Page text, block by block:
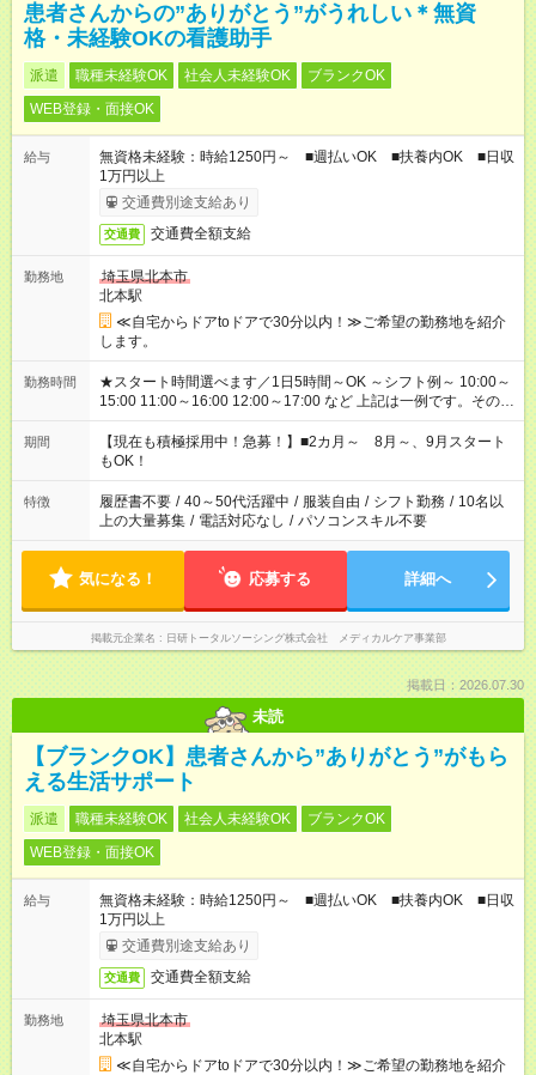
患者さんからの”ありがとう”がうれしい＊無資
格・未経験OKの看護助手
派遣 職種未経験OK 社会人未経験OK
ブランクOK
WEB登録・面接OK
給与
無資格未経験：時給1250円～ ■週払いOK ■扶養内OK ■日収
1万円以上
交通費別途支給あり
交通費 交通費全額支給
勤務地
埼玉県北本市
北本駅
≪自宅からドアtoドアで30分以内！≫ご希望の勤務地を紹介
します。
勤務時間
★スタート時間選べます／1日5時間～OK ～シフト例～ 10:00～
15:00 11:00～16:00 12:00～17:00 など 上記は一例です。その他
シフトもご相談ください。 ※Wワークの場合当社と合わせて法
定労働時間が週40時間を超えなければOKです。
期間
【現在も積極採用中！急募！】■2カ月～ 8月～、9月スタート
もOK！
特徴 履歴書不要 / 40～50代活躍中 / 服装自由 / シフト勤務 / 10名以
上の大量募集 / 電話対応なし / パソコンスキル不要
気になる！ 応募する 詳細へ
掲載元企業名 日研トータルソーシング株式会社 メディカルケア事業部
掲載日：2026.07.30
未読
【ブランクOK】患者さんから”ありがとう”がもら
える生活サポート
派遣 職種未経験OK 社会人未経験OK
ブランクOK
WEB登録・面接OK
給与
無資格未経験：時給1250円～ ■週払いOK ■扶養内OK ■日収
1万円以上
交通費別途支給あり
交通費 交通費全額支給
勤務地
埼玉県北本市
北本駅
≪自宅からドアtoドアで30分以内！≫ご希望の勤務地を紹介